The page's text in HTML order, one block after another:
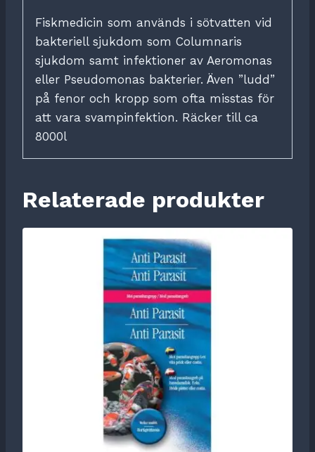
Fiskmedicin som används i sötvatten vid
bakteriell sjukdom som Columnaris
sjukdom samt infektioner av Aeromonas
eller Pseudomonas bakterier. Även ”ludd”
på fenor och kropp som ofta misstas för
att vara svampinfektion. Räcker till ca
8000l
Relaterade produkter